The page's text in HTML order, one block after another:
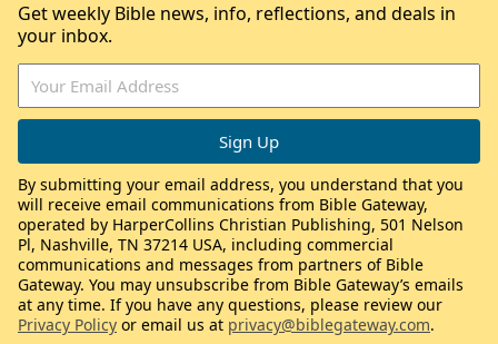
Get weekly Bible news, info, reflections, and deals in
your inbox.
By submitting your email address, you understand that you
will receive email communications from Bible Gateway,
operated by HarperCollins Christian Publishing, 501 Nelson
Pl, Nashville, TN 37214 USA, including commercial
communications and messages from partners of Bible
Gateway. You may unsubscribe from Bible Gateway’s emails
at any time. If you have any questions, please review our
Privacy Policy or email us at privacy@biblegateway.com.